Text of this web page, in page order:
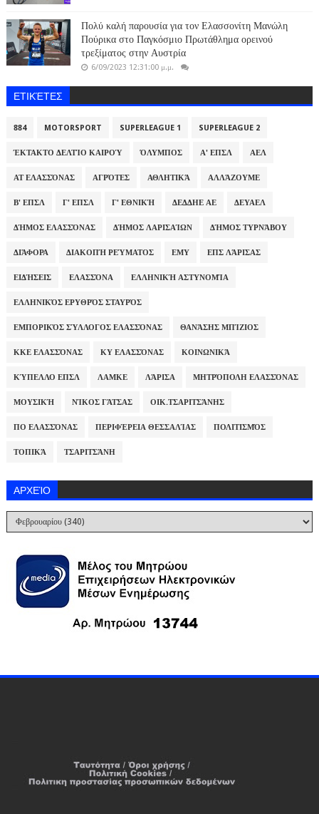
Πολύ καλή παρουσία για τον Ελασσονίτη Μανώλη
Πούρικα στο Παγκόσμιο Πρωτάθλημα ορεινού
τρεξίματος στην Αυστρία
6/09/2023 12:31:00 μ.μ.
ΕΤΙΚΈΤΕΣ
884 MOTORSPORT SUPERLEAGUE 1 SUPERLEAGUE 2
ΈΚΤΑΚΤΟ ΔΕΛΤΊΟ ΚΑΙΡΟΎ ΌΛΥΜΠΟΣ Α' ΕΠΣΛ ΑΕΛ
ΑΤ ΕΛΑΣΣΌΝΑΣ ΑΓΡΌΤΕΣ ΑΘΛΗΤΙΚΆ ΑΛΛΆΖΟΥΜΕ
Β' ΕΠΣΛ Γ' ΕΠΣΛ Γ' ΕΘΝΙΚΉ ΔΕΔΔΗΕ ΑΕ ΔΕΥΑΕΛ
ΔΉΜΟΣ ΕΛΑΣΣΌΝΑΣ ΔΉΜΟΣ ΛΑΡΙΣΑΊΩΝ ΔΉΜΟΣ ΤΥΡΝΆΒΟΥ
ΔΙΆΦΟΡΑ ΔΙΑΚΟΠΉ ΡΕΎΜΑΤΟΣ ΕΜΥ ΕΠΣ ΛΆΡΙΣΑΣ
ΕΙΔΉΣΕΙΣ ΕΛΑΣΣΌΝΑ ΕΛΛΗΝΙΚΉ ΑΣΤΥΝΟΜΊΑ
ΕΛΛΗΝΙΚΌΣ ΕΡΥΘΡΌΣ ΣΤΑΥΡΌΣ
ΕΜΠΟΡΙΚΌΣ ΣΎΛΛΟΓΟΣ ΕΛΑΣΣΌΝΑΣ ΘΑΝΆΣΗΣ ΜΠΊΖΙΟΣ
ΚΚΕ ΕΛΑΣΣΌΝΑΣ ΚΥ ΕΛΑΣΣΌΝΑΣ ΚΟΙΝΩΝΙΚΆ
ΚΎΠΕΛΛΟ ΕΠΣΛ ΛΑΜΚΕ ΛΆΡΙΣΑ ΜΗΤΡΌΠΟΛΗ ΕΛΑΣΣΌΝΑΣ
ΜΟΥΣΙΚΉ ΝΊΚΟΣ ΓΆΤΣΑΣ ΟΙΚ.ΤΣΑΡΙΤΣΆΝΗΣ
ΠΟ ΕΛΑΣΣΌΝΑΣ ΠΕΡΙΦΈΡΕΙΑ ΘΕΣΣΑΛΊΑΣ ΠΟΛΙΤΙΣΜΌΣ
ΤΟΠΙΚΆ ΤΣΑΡΙΤΣΆΝΗ
ΑΡΧΕΊΟ